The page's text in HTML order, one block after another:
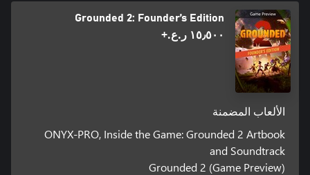
Grounded 2: Founder’s Edition
١٥٫٥٠٠ ر.ع.‏+
الألعاب المضمنة
ONYX-PRO, Inside the Game: Grounded 2 Artbook
and Soundtrack
Grounded 2 (Game Preview)